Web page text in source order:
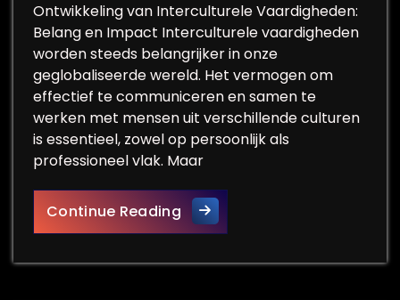
Ontwikkeling van Interculturele Vaardigheden:
Belang en Impact Interculturele vaardigheden
worden steeds belangrijker in onze
geglobaliseerde wereld. Het vermogen om
effectief te communiceren en samen te
werken met mensen uit verschillende culturen
is essentieel, zowel op persoonlijk als
professioneel vlak. Maar
Continue ReadingDe Essentie van